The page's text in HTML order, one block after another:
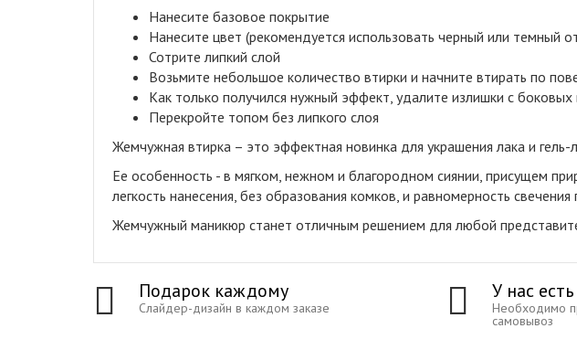
Нанесите базовое покрытие
Нанесите цвет (рекомендуется использовать черный или темный
Сотрите липкий слой
Возьмите небольшое количество втирки и начните втирать по
Как только получился нужный эффект, удалите излишки с боковых
Перекройте топом без липкого слоя
Жемчужная втирка – это эффектная новинка для украшения лака и гель-
Ее особенность - в мягком, нежном и благородном сиянии, присущем
легкость нанесения, без образования комков, и равномерность
Жемчужный маникюр станет отличным решением для любой
Подарок каждому
Слайдер-дизайн в каждом заказе
У нас
Необходимо
самовывоз